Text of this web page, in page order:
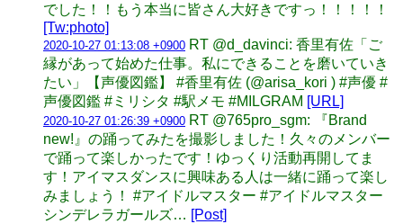
でした！！もう本当に皆さん大好きですっ！！！！！
[Tw:photo]
2020-10-27 01:13:08 +0900 RT @d_davinci: 香里有佐「ご
縁があって始めた仕事。私にできることを磨いていき
たい」【声優図鑑】 #香里有佐 (@arisa_kori ) #声優 #
声優図鑑 #ミリシタ #駅メモ #MILGRAM [URL]
2020-10-27 01:26:39 +0900 RT @765pro_sgm: 『Brand
new!』の踊ってみたを撮影しました！久々のメンバー
で踊って楽しかったです！ゆっくり活動再開してま
す！アイマスダンスに興味ある人は一緒に踊って楽し
みましょう！ #アイドルマスター #アイドルマスター
シンデレラガールズ… [Post]